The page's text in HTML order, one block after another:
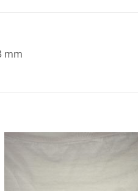
mm